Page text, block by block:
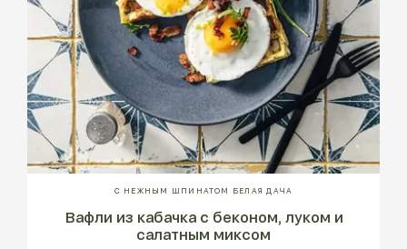
С НЕЖНЫМ ШПИНАТОМ БЕЛАЯ ДАЧА
Вафли из кабачка с беконом, луком и
салатным миксом